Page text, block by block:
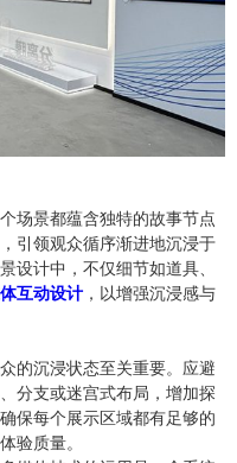
场景都蕴含独特的故事节点
引领观众循序渐进地沉浸于
设计中，不仅细节如道具、
互动设计 ，以增强沉浸感与
的沉浸状态至关重要。应避
分支或迷宫式布局，增加探
保每个展示区域都有足够的
验质量。